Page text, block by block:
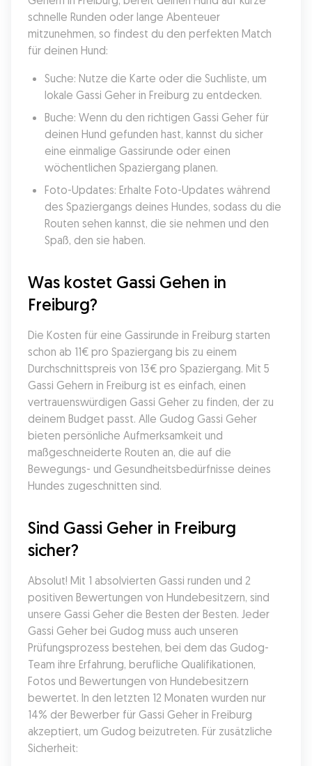
schnelle Runden oder lange Abenteuer
mitzunehmen, so findest du den perfekten Match
für deinen Hund:
Suche: Nutze die Karte oder die Suchliste, um
lokale Gassi Geher in Freiburg zu entdecken.
Buche: Wenn du den richtigen Gassi Geher für
deinen Hund gefunden hast, kannst du sicher
eine einmalige Gassirunde oder einen
wöchentlichen Spaziergang planen.
Foto-Updates: Erhalte Foto-Updates während
des Spaziergangs deines Hundes, sodass du die
Routen sehen kannst, die sie nehmen und den
Spaß, den sie haben.
Was kostet Gassi Gehen in
Freiburg?
Die Kosten für eine Gassirunde in Freiburg starten
schon ab 11€ pro Spaziergang bis zu einem
Durchschnittspreis von 13€ pro Spaziergang. Mit 5
Gassi Gehern in Freiburg ist es einfach, einen
vertrauenswürdigen Gassi Geher zu finden, der zu
deinem Budget passt. Alle Gudog Gassi Geher
bieten persönliche Aufmerksamkeit und
maßgeschneiderte Routen an, die auf die
Bewegungs- und Gesundheitsbedürfnisse deines
Hundes zugeschnitten sind.
Sind Gassi Geher in Freiburg
sicher?
Absolut! Mit 1 absolvierten Gassi runden und 2
positiven Bewertungen von Hundebesitzern, sind
unsere Gassi Geher die Besten der Besten. Jeder
Gassi Geher bei Gudog muss auch unseren
Prüfungsprozess bestehen, bei dem das Gudog-
Team ihre Erfahrung, berufliche Qualifikationen,
Fotos und Bewertungen von Hundebesitzern
bewertet. In den letzten 12 Monaten wurden nur
14% der Bewerber für Gassi Geher in Freiburg
akzeptiert, um Gudog beizutreten. Für zusätzliche
Sicherheit: